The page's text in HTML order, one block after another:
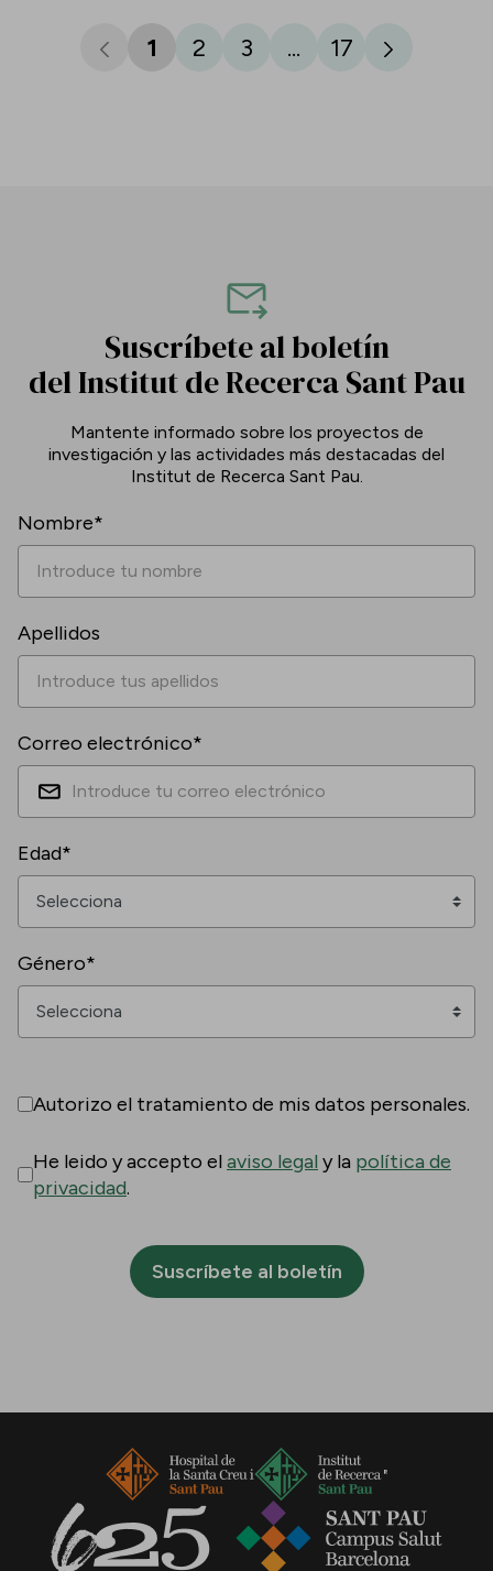
1 2 3 ... 17
Suscríbete al boletín
del Institut de Recerca Sant Pau
Mantente informado sobre los proyectos de
investigación y las actividades más destacadas del
Institut de Recerca Sant Pau.
Nombre*
Apellidos
Correo electrónico*
Edad*
Género*
Autorizo el tratamiento de mis datos personales.
He leido y accepto elaviso legal y la política de
privacidad.
Suscríbete al boletín